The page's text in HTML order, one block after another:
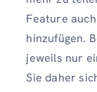
Feature
hinzufügen.
jeweils nur
Sie daher